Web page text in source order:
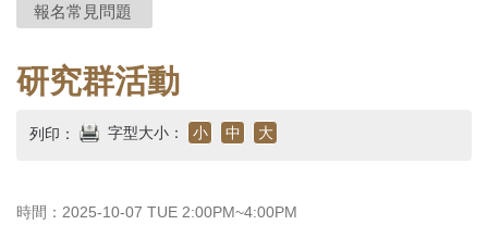
研
究
首
頁
報名常見問題
研究群活動
列印： 字型大小： 小 中 大
時間：2025-10-07 TUE 2:00PM~4:00PM